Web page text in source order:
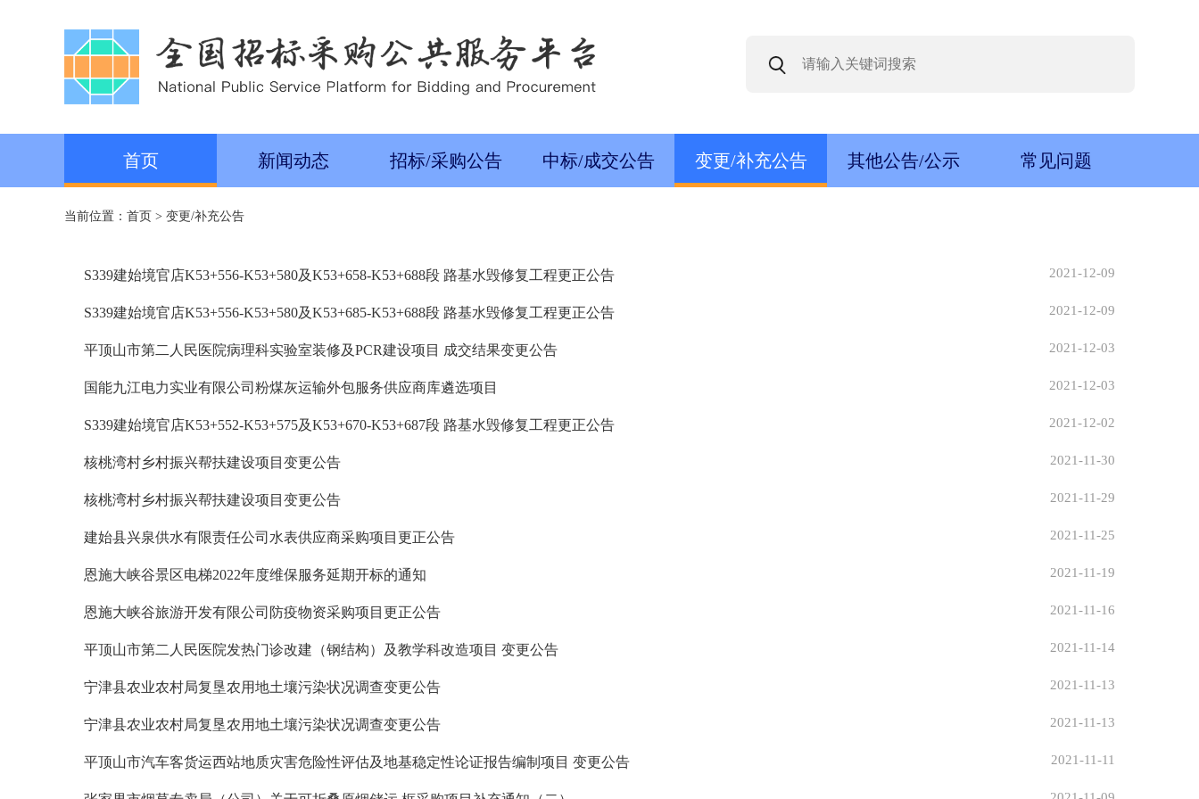
首页 新闻动态 招标/采购公告 中标/成交公告 变更/补充公告 其他公告/公示 常见问题
当前位置： 首页 > 变更/补充公告
S339建始境官店K53+556-K53+580及K53+658-K53+688段 路基水毁修复工程更正公告 2021-12-09
S339建始境官店K53+556-K53+580及K53+685-K53+688段 路基水毁修复工程更正公告 2021-12-09
平顶山市第二人民医院病理科实验室装修及PCR建设项目 成交结果变更公告 2021-12-03
国能九江电力实业有限公司粉煤灰运输外包服务供应商库遴选项目 2021-12-03
S339建始境官店K53+552-K53+575及K53+670-K53+687段 路基水毁修复工程更正公告 2021-12-02
核桃湾村乡村振兴帮扶建设项目变更公告 2021-11-30
核桃湾村乡村振兴帮扶建设项目变更公告 2021-11-29
建始县兴泉供水有限责任公司水表供应商采购项目更正公告 2021-11-25
恩施大峡谷景区电梯2022年度维保服务延期开标的通知 2021-11-19
恩施大峡谷旅游开发有限公司防疫物资采购项目更正公告 2021-11-16
平顶山市第二人民医院发热门诊改建（钢结构）及教学科改造项目 变更公告 2021-11-14
宁津县农业农村局复垦农用地土壤污染状况调查变更公告 2021-11-13
宁津县农业农村局复垦农用地土壤污染状况调查变更公告 2021-11-13
平顶山市汽车客货运西站地质灾害危险性评估及地基稳定性论证报告编制项目 变更公告 2021-11-11